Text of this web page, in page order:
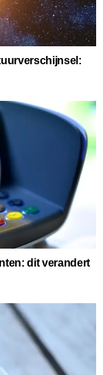
dit verandert